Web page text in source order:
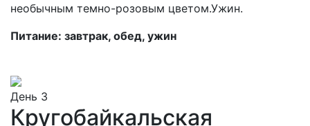
необычным темно-розовым цветом.Ужин.
Питание: завтрак, обед, ужин
День 3
Кругобайкальская